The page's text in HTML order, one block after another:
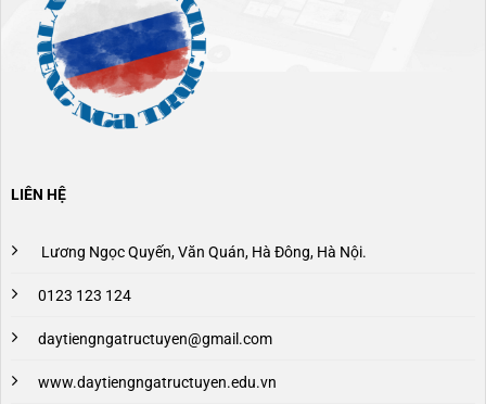
LIÊN HỆ
Lương Ngọc Quyến, Văn Quán, Hà Đông, Hà Nội.
0123 123 124
daytiengngatructuyen@gmail.com
www.daytiengngatructuyen.edu.vn